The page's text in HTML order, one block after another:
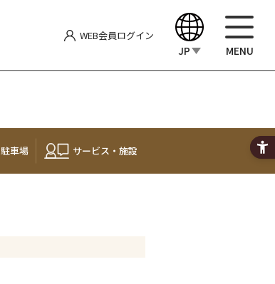
WEB会員ログイン
JP
中文（繁體）
MENU
駐車場 サービス・施設